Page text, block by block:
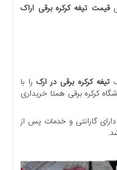
قیمت تیغه کرکره برقی اراک
تیغه کرکره برقی در ارک را با
کرکره برقی همتا خریداری
گارانتی و خدمات پس از